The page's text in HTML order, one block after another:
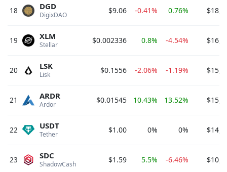
18 DigixDAO
DGD $9.06 -0.41% 0.76%
19 Stellar
XLM $0.002336 0.8% -4.54%
20 Lisk
LSK $0.1556 -2.06% -1.19%
21 Ardor
ARDR $0.01545 10.43% 13.52%
22 Tether
USDT $1.00 0% 0%
23 ShadowCash
SDC $1.59 5.5% -6.46%